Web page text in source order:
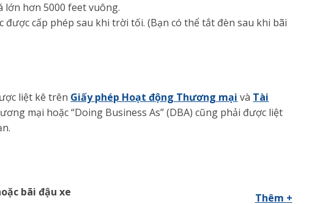
lớn hơn 5000 feet vuông.
cấp phép sau khi trời tối. (Bạn có thể tắt đèn sau khi bãi
liệt kê trên Giấy phép Hoạt động Thương mại và Tài
mại hoặc “Doing Business As” (DBA) cũng phải được liệt
bãi đậu xe Thêm +